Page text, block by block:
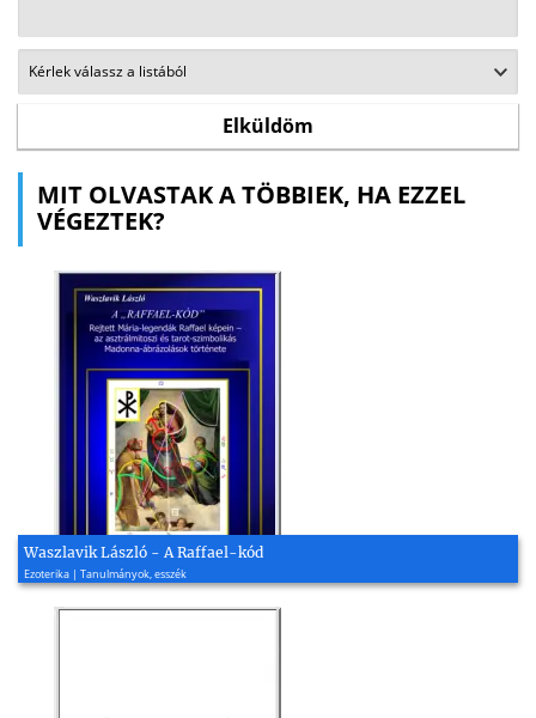
MIT OLVASTAK A TÖBBIEK, HA EZZEL
VÉGEZTEK?
Waszlavik László - A Raffael-kód
Ezoterika | Tanulmányok, esszék